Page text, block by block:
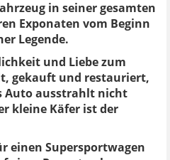
in seiner gesamten
Exponaten vom Beginn
Legende.
und Liebe zum
gekauft und restauriert,
Auto ausstrahlt nicht
kleine Käfer ist der
einen Supersportwagen